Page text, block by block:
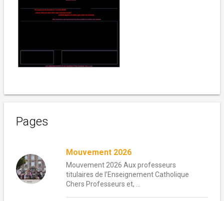
Pages
Mouvement 2026
Mouvement 2026 Aux professeurs
titulaires de l’Enseignement Catholique
Chers Professeurs et, ...